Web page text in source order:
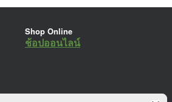
Shop Online
ช้อปออนไลน์